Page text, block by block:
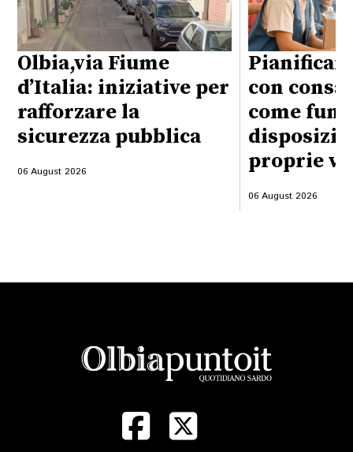
Olbia,via Fiume
d’Italia: iniziative per
rafforzare la
sicurezza pubblica
06 August 2026
con
come
proprie
06 August 2026